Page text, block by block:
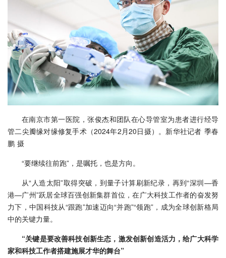
在南京市第一医院，张俊杰和团队在心导管室为患者进行经导
管二尖瓣缘对缘修复手术（2024年2月20日摄）。新华社记者 季春
鹏 摄
“要继续往前跑”，是嘱托，也是方向。
从“人造太阳”取得突破，到量子计算刷新纪录，再到“深圳—香
港—广州”跃居全球百强创新集群首位，在广大科技工作者的奋发努
力下，中国科技从“跟跑”加速迈向“并跑”“领跑”，成为全球创新格局
中的关键力量。
“关键是要改善科技创新生态，激发创新创造活力，给广大科学
家和科技工作者搭建施展才华的舞台”